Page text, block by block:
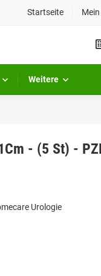
Startseite
Weitere
- (5 St) -
Urologie